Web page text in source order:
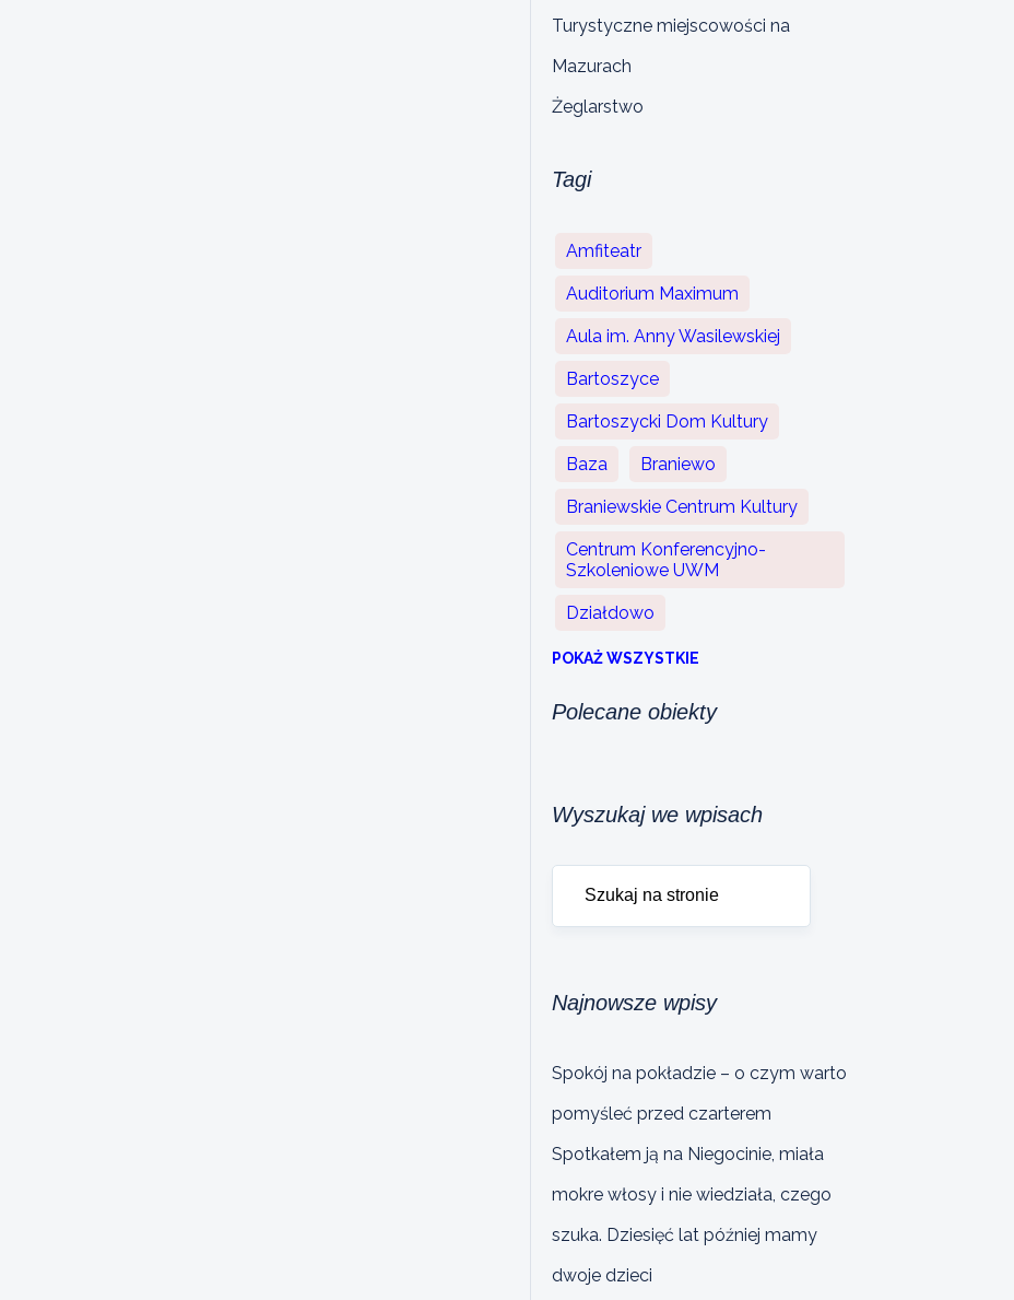
Turystyczne miejscowości na
Mazurach
Żeglarstwo
Tagi
Amfiteatr
Auditorium Maximum
Aula im. Anny Wasilewskiej
Bartoszyce
Bartoszycki Dom Kultury
Baza Braniewo
Braniewskie Centrum Kultury
Centrum Konferencyjno-
Szkoleniowe UWM
Działdowo
POKAŻ WSZYSTKIE
Polecane obiekty
Wyszukaj we wpisach
Najnowsze wpisy
Spokój na pokładzie – o czym warto
pomyśleć przed czarterem
Spotkałem ją na Niegocinie, miała
mokre włosy i nie wiedziała, czego
szuka. Dziesięć lat później mamy
dwoje dzieci